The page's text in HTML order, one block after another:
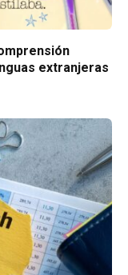
extranjeras